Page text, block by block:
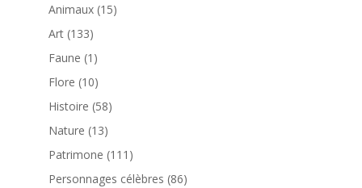
Animaux 1515
Art 133133
produits
Faune 1 1
produit
Flore 1010
produits
Histoire 5858
Nature 1313
produits
Patrimone 111 111
produits
Personnages célèbres 8686